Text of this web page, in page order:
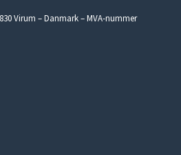
Virum – Danmark – MVA-nummer